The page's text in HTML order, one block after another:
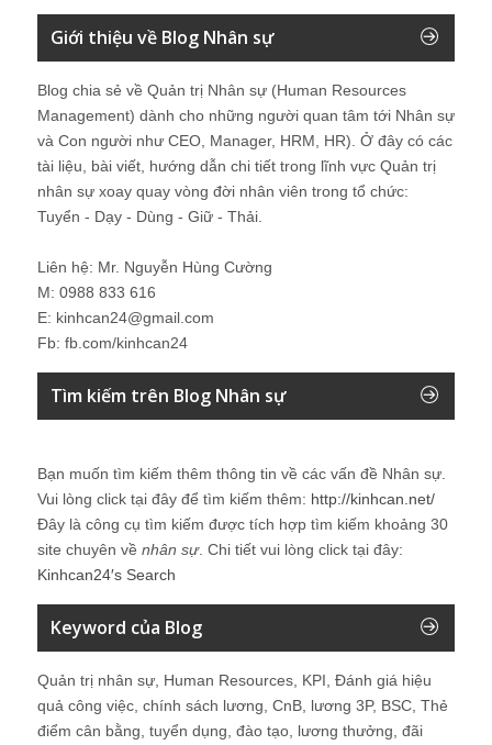
Giới thiệu về Blog Nhân sự
Blog chia sẻ về Quản trị Nhân sự (Human Resources
Management) dành cho những người quan tâm tới Nhân sự
và Con người như CEO, Manager, HRM, HR). Ở đây có các
tài liệu, bài viết, hướng dẫn chi tiết trong lĩnh vực Quản trị
nhân sự xoay quay vòng đời nhân viên trong tổ chức:
Tuyển - Dạy - Dùng - Giữ - Thải.
Liên hệ: Mr. Nguyễn Hùng Cường
M: 0988 833 616
E: kinhcan24@gmail.com
Fb: fb.com/kinhcan24
Tìm kiếm trên Blog Nhân sự
Bạn muốn tìm kiếm thêm thông tin về các vấn đề Nhân sự
Vui lòng click tại đây để tìm kiếm thêm: http://kinhcan.net/
Đây là công cụ tìm kiếm được tích hợp tìm kiếm khoảng 30
site chuyên về nhân sự. Chi tiết vui lòng click tại đây:
Kinhcan24′s Search
Keyword của Blog
Quản trị nhân sự, Human Resources, KPI, Đánh giá hiệu
quả công việc, chính sách lương, CnB, lương 3P, BSC, Thẻ
điểm cân bằng, tuyển dụng, đào tạo, lương thưởng, đãi